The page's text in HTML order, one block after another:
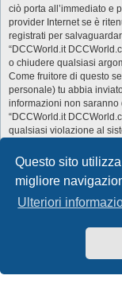
Questo sito
migliore
Ulteriori
ciò porta all’immediato e
provider Internet se è
registrati per
“DCCWorld.it
o chiudere qualsiasi
Come fruitore di questo
personale) tu abbia
informazioni non saranno
“DCCWorld.it
qualsiasi violazione al
Indice
Creato da